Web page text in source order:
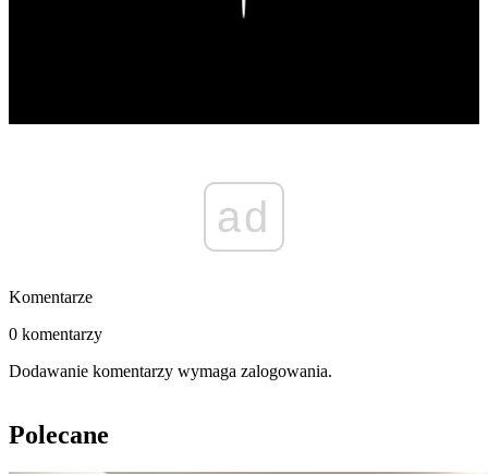
ad
Komentarze
0 komentarzy
Dodawanie komentarzy wymaga zalogowania.
Polecane